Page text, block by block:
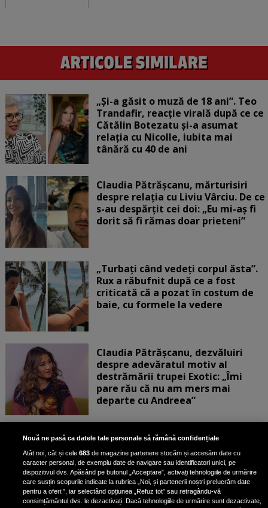
„Și-a găsit o muză de 18 ani”. Teo
Trandafir, reacție virală după ce ce
Cătălin Botezatu și-a asumat
relația cu Nicolle, iubita mai
tânără cu 40 de ani
Claudia Pătrășcanu, mărturisiri
despre relația cu Liviu Vârciu. De ce
s-au despărțit cei doi: „Eu mi-aș fi
dorit să fi rămas doar prieteni”
„Turbați când vedeți corpul ăsta”.
Rux a răbufnit după ce a fost
criticată că a pozat în costum de
baie, cu formele la vedere
Claudia Pătrășcanu, dezvăluiri
despre adevăratul motiv al
destrămării trupei Exotic: „Îmi
pare rău că nu am mers mai
departe cu Andreea”
Scene incredibile! Ilinca Vandici a
pus mâna pe aparatul de
fotografiat al unui paparazzo și i l-
a aruncat la gunoi: „S-a dus la
poliție. Nu mai aveam aer”
Nouă ne pasă ca datele tale personale să rămână confidențiale
Atât noi, cât și cele683 de magazine partenere stocăm și accesăm date cu
caracter personal, de exemplu date de navigare sau identificatori unici, pe
dispozitivul dvs. Apăsând pe butonul „Acceptare”, activați tehnologiile de urmărire
care susțin scopurile indicate la rubrica „Noi, și partenerii noștri prelucrăm date
pentru a oferi:”, iar selectând opțiunea „Refuz tot” sau retragându-vă
consimțământul dvs. le dezactivați. Dacă tehnologiile de urmărire sunt dezactivate,